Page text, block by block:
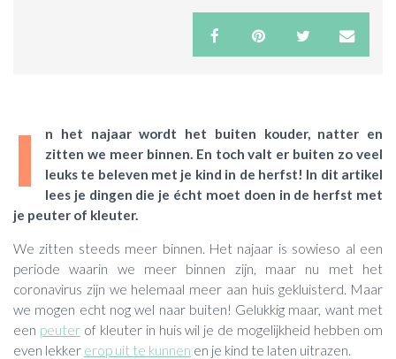
I
n het najaar wordt het buiten kouder, natter en
zitten we meer binnen. En toch valt er buiten zo veel
leuks te beleven met je kind in de herfst! In dit artikel
lees je dingen die je écht moet doen in de herfst met
je peuter of kleuter.
We zitten steeds meer binnen. Het najaar is sowieso al een
periode waarin we meer binnen zijn, maar nu met het
coronavirus zijn we helemaal meer aan huis gekluisterd. Maar
we mogen echt nog wel naar buiten! Gelukkig maar, want met
een peuterof kleuter in huis wil je de mogelijkheid hebben om
even lekker erop uit te kunnen en je kind te laten uitrazen.